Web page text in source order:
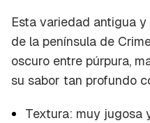
Esta variedad antigua
de la península de
oscuro entre púrpura,
su sabor tan profundo
Textura: muy jugosa